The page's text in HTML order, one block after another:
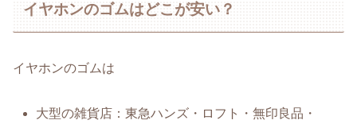
イヤホンのゴムはどこが安い？
イヤホンのゴムは
大型の雑貨店：東急ハンズ・ロフト・無印良品・